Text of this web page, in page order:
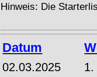
Hinweis: Die
Datum
02.03.2025
1.